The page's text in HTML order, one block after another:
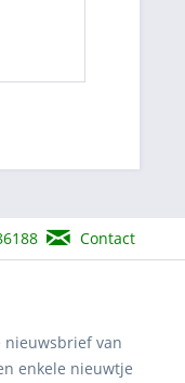
Contact
nieuwsbrief van
enkele nieuwtje